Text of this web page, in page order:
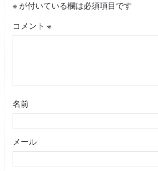
※が付いている欄は必須項目です
コメント ※
名前
メール